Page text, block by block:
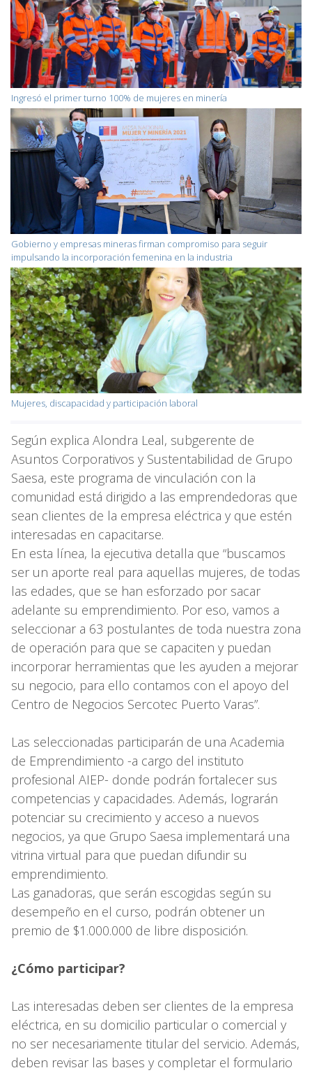
Ingresó el primer turno 100% de mujeres en minería
Gobierno y empresas mineras firman compromiso para seguir
impulsando la incorporación femenina en la industria
Mujeres, discapacidad y participación laboral
Según explica Alondra Leal, subgerente de
Asuntos Corporativos y Sustentabilidad de Grupo
Saesa, este programa de vinculación con la
comunidad está dirigido a las emprendedoras que
sean clientes de la empresa eléctrica y que estén
interesadas en capacitarse.
En esta línea, la ejecutiva detalla que “buscamos
ser un aporte real para aquellas mujeres, de todas
las edades, que se han esforzado por sacar
adelante su emprendimiento. Por eso, vamos a
seleccionar a 63 postulantes de toda nuestra zona
de operación para que se capaciten y puedan
incorporar herramientas que les ayuden a mejorar
su negocio, para ello contamos con el apoyo del
Centro de Negocios Sercotec Puerto Varas”.
Las seleccionadas participarán de una Academia
de Emprendimiento -a cargo del instituto
profesional AIEP- donde podrán fortalecer sus
competencias y capacidades. Además, lograrán
potenciar su crecimiento y acceso a nuevos
negocios, ya que Grupo Saesa implementará una
vitrina virtual para que puedan difundir su
emprendimiento.
Las ganadoras, que serán escogidas según su
desempeño en el curso, podrán obtener un
premio de $1.000.000 de libre disposición.
¿Cómo participar?
Las interesadas deben ser clientes de la empresa
eléctrica, en su domicilio particular o comercial y
no ser necesariamente titular del servicio. Además,
deben revisar las bases y completar el formulario